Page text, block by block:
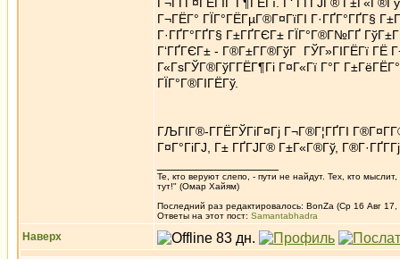
Г¬ГЁГ° ГЇГ°ГЁГµГ®Г¤ГїГІ Г·ГҐГ°ГҐГ§
Г·ГҐГ°ГҐГ§ Г±ГҐГЄГ± ГЇГ°Г®Г№ГҐ
Г‘ГҐГЄГ± - Г®Г±Г­Г®ГўГ ГЎГ»ГІГЁГї ГЁ
Г«ГѕГЎГ®ГўГ­ГЁГ¶Гі Г¤Г«Гї Г°Г
ГЇГ°Г®ГІГЁГў.
ГЉГІГ®-Г­ГЁГЎГіГ¤Гј Г¬Г®Г¦ГҐГІ
Г¤Г°ГіГЈ, Г± ГҐГЈГ® Г±Г«Г®Гў,
Те, кто веруют слепо, - пути не найдут. Тех, кто
тут!" (Омар Хайям)
Последний раз редактировалось: BonZa (Ср 16 Авг 17,
Ответы на этот пост: Samantabhadra
Наверх